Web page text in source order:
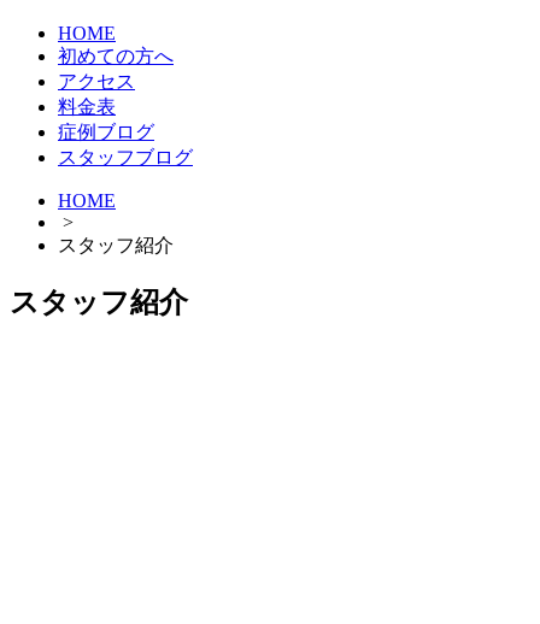
HOME
初めての方へ
アクセス
料金表
症例ブログ
スタッフブログ
HOME
>
スタッフ紹介
スタッフ紹介